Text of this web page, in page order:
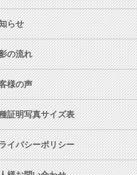
らせ
の流れ
様の声
証明写真サイズ表
イバシーポリシー